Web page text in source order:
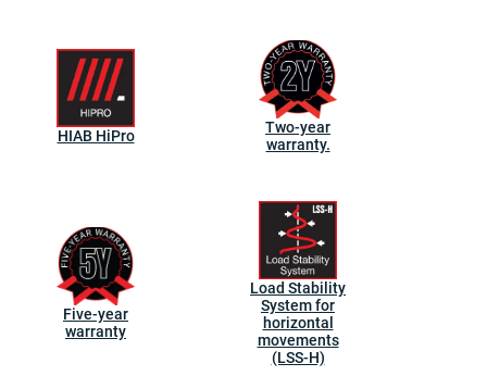
HIAB HiPro
Two-year
warranty.
Five-year
warranty
Load Stability
System for
horizontal
movements
(LSS-H)